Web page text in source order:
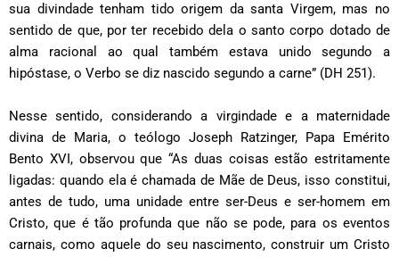
sua divindade tenham tido origem da santa Virgem, mas no
sentido de que, por ter recebido dela o santo corpo dotado de
alma racional ao qual também estava unido segundo a
hipóstase, o Verbo se diz nascido segundo a carne” (DH 251).
Nesse sentido, considerando a virgindade e a maternidade
divina de Maria, o teólogo Joseph Ratzinger, Papa Emérito
Bento XVI, observou que “As duas coisas estão estritamente
ligadas: quando ela é chamada de Mãe de Deus, isso constitui,
antes de tudo, uma unidade entre ser-Deus e ser-homem em
Cristo, que é tão profunda que não se pode, para os eventos
carnais, como aquele do seu nascimento, construir um Cristo